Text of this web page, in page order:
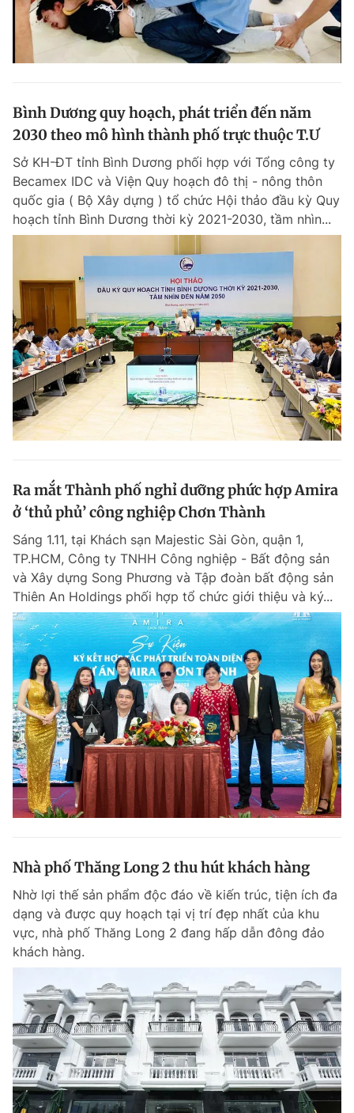
Bình Dương quy hoạch, phát triển đến năm
2030 theo mô hình thành phố trực thuộc T.Ư
Sở KH-ĐT tỉnh Bình Dương phối hợp với Tổng công ty
Becamex IDC và Viện Quy hoạch đô thị - nông thôn
quốc gia ( Bộ Xây dựng ) tổ chức Hội thảo đầu kỳ Quy
hoạch tỉnh Bình Dương thời kỳ 2021-2030, tầm nhìn...
Ra mắt Thành phố nghỉ dưỡng phức hợp Amira
ở ‘thủ phủ’ công nghiệp Chơn Thành
Sáng 1.11, tại Khách sạn Majestic Sài Gòn, quận 1,
TP.HCM, Công ty TNHH Công nghiệp - Bất động sản
và Xây dựng Song Phương và Tập đoàn bất động sản
Thiên An Holdings phối hợp tổ chức giới thiệu và ký...
Nhà phố Thăng Long 2 thu hút khách hàng
Nhờ lợi thế sản phẩm độc đáo về kiến trúc, tiện ích đa
dạng và được quy hoạch tại vị trí đẹp nhất của khu
vực, nhà phố Thăng Long 2 đang hấp dẫn đông đảo
khách hàng.